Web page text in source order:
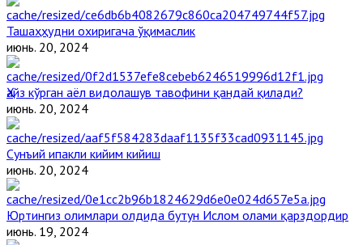
Ташаҳҳудни охиригача ўқимаслик
июнь. 20, 2024
Ҳайз кўрган аёл видолашув тавофини қандай қилади?
июнь. 20, 2024
Сунъий ипакли кийим кийиш
июнь. 20, 2024
Юртингиз олимлари олдида бутун Ислом олами қарздордир
июнь. 19, 2024